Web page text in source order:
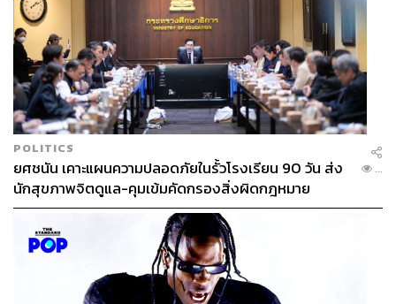
POLITICS
ยศชนัน เคาะแผนความปลอดภัยในรั้วโรงเรียน 90 วัน ส่ง
นักสุขภาพจิตดูแล-คุมเข้มคัดกรองสิ่งผิดกฎหมาย
...